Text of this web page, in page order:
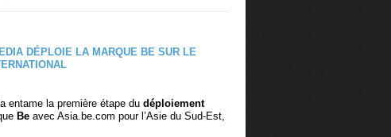
suis Charlie"
entame la première étape du déploiement
Be avec Asia.be.com pour l’Asie du Sud-Est,